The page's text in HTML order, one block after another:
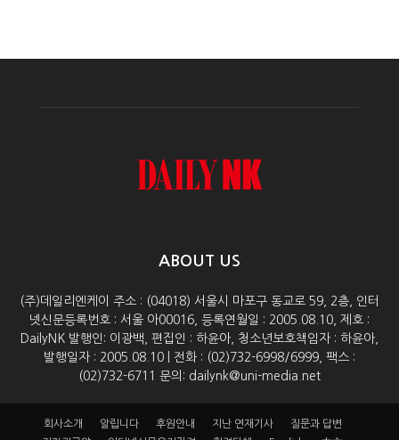
ABOUT US
(주)데일리엔케이 주소 : (04018) 서울시 마포구 동교로 59, 2층, 인터
넷신문등록번호 : 서울 아00016, 등록연월일 : 2005.08.10, 제호 :
DailyNK 발행인: 이광백, 편집인 : 하윤아, 청소년보호책임자 : 하윤아,
발행일자 : 2005.08.10 | 전화 : (02)732-6998/6999, 팩스 :
(02)732-6711 문의: dailynk@uni-media.net
회사소개 알립니다 후원안내 지난 연재기사
질문과 답변